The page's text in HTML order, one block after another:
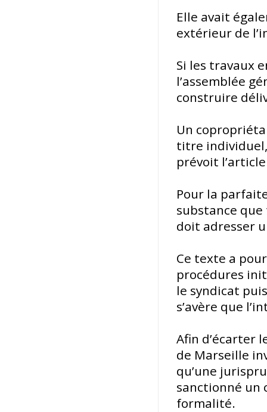
Elle avait
extérieur de
Si les travaux
l’assemblée
construire
Un
titre
prévoit
Pour la
substance
doit adresser
Ce texte a
procédures
le syndicat
s’avère que
Afin d’écarter
de Marseille
qu’une
sanctionné un
formalité.